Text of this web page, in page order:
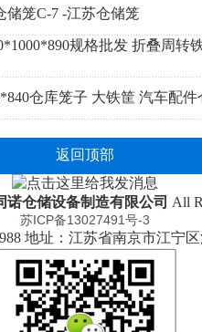
储笼C-7 -江苏仓储笼
规格批发 折叠周转
仓库笼子 大铁筐 汽车配件
返回顶部
诺仓储设备制造有限公司 All
苏ICP备13027491号-3
地址：江苏省南京市江宁